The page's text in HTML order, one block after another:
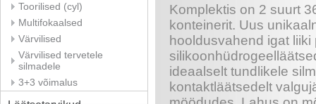
Komplektis on 2 suurt
konteinerit. Uus
hooldusvahend igat
ideaalselt tundlikele
kontaktläätsedelt
Toorilised (cyl)
Multifokaalsed
Värvilised
Värvilised tervetele
silmadele
3+3 võimalus